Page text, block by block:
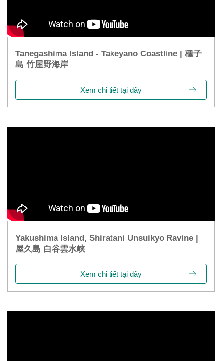
Tanegashima Island - Takeyano Coastline | 種子
島 竹屋野海岸
Xem chi tiết tại đây
Yakushima Island, Shiratani Unsuikyo Ravine |
屋久島 白谷雲水峡
Xem chi tiết tại đây